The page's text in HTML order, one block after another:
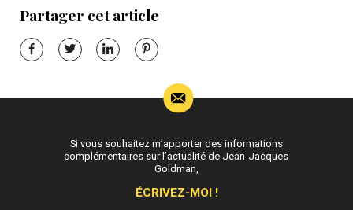
Partager cet article
Si vous souhaitez m’apporter des informations
complémentaires sur l’actualité de Jean-Jacques
Goldman,
ÉCRIVEZ-MOI !